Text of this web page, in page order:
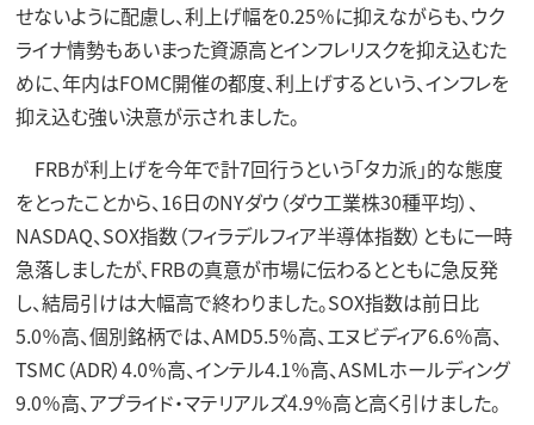
せないように配慮し、利上げ幅を0.25％に抑えながらも、ウク
ライナ情勢もあいまった資源高とインフレリスクを抑え込むた
めに、年内はFOMC開催の都度、利上げするという、インフレを
抑え込む強い決意が示されました。
FRBが利上げを今年で計7回行うという「タカ派」的な態度
をとったことから、16日のNYダウ（ダウ工業株30種平均）、
NASDAQ、SOX指数（フィラデルフィア半導体指数）ともに一時
急落しましたが、FRBの真意が市場に伝わるとともに急反発
し、結局引けは大幅高で終わりました。SOX指数は前日比
5.0％高、個別銘柄では、AMD5.5％高、エヌビディア6.6％高、
TSMC（ADR）4.0％高、インテル4.1％高、ASMLホールディング
9.0％高、アプライド・マテリアルズ4.9％高と高く引けました。